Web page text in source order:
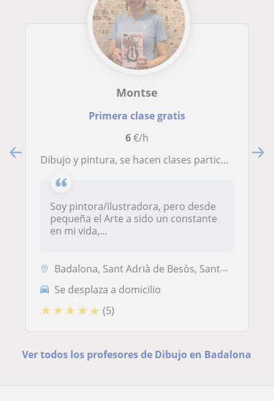
Montse
Primera clase gratis
6€/h
Dibujo y pintura, se hacen clases particulares a adultos a domicilio y a niño/as a partir de 10 años.Técnica variable
Soy pintora/ilustradora, pero desde
pequeña el Arte a sido un constante
en mi vida,...
Badalona, Sant Adrià de Besòs, Santa Coloma de Gramenet
Se desplaza a domicilio
★ ★ ★ ★ ★ (5)
Ver todos los profesores de Dibujo en Badalona